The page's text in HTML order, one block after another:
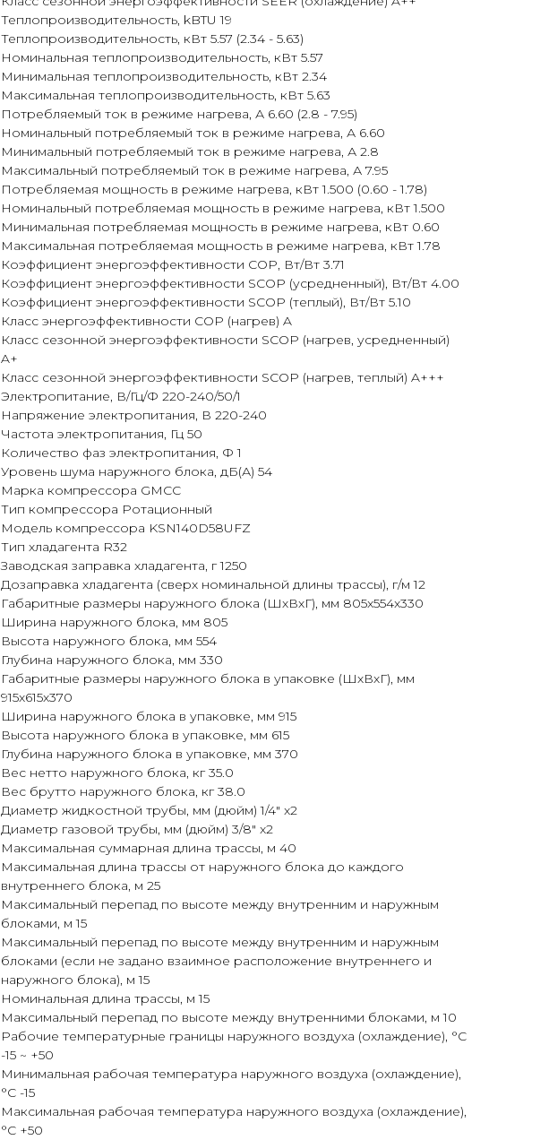
Теплопроизводительность, kBTU 19
Теплопроизводительность, кВт 5.57 (2.34 - 5.63)
Номинальная теплопроизводительность, кВт 5.57
Минимальная теплопроизводительность, кВт 2.34
Максимальная теплопроизводительность, кВт 5.63
Потребляемый ток в режиме нагрева, А 6.60 (2.8 - 7.95)
Номинальный потребляемый ток в режиме нагрева, А 6.60
Минимальный потребляемый ток в режиме нагрева, А 2.8
Максимальный потребляемый ток в режиме нагрева, А 7.95
Потребляемая мощность в режиме нагрева, кВт 1.500 (0.60 - 1.78)
Номинальный потребляемая мощность в режиме нагрева, кВт 1.500
Минимальная потребляемая мощность в режиме нагрева, кВт 0.60
Максимальная потребляемая мощность в режиме нагрева, кВт 1.78
Коэффициент энергоэффективности COP, Вт/Вт 3.71
Коэффициент энергоэффективности SCOP (усредненный), Вт/Вт 4.00
Коэффициент энергоэффективности SCOP (теплый), Вт/Вт 5.10
Класс энергоэффективности COP (нагрев) A
Класс сезонной энергоэффективности SCOP (нагрев, усредненный)
A+
Класс сезонной энергоэффективности SCOP (нагрев, теплый) A+++
Электропитание, В/Гц/Ф 220-240/50/1
Напряжение электропитания, В 220-240
Частота электропитания, Гц 50
Количество фаз электропитания, Ф 1
Уровень шума наружного блока, дБ(А) 54
Марка компрессора GMCC
Тип компрессора Ротационный
Модель компрессора KSN140D58UFZ
Тип хладагента R32
Заводская заправка хладагента, г 1250
Дозаправка хладагента (сверх номинальной длины трассы), г/м 12
Габаритные размеры наружного блока (ШхВхГ), мм 805x554x330
Ширина наружного блока, мм 805
Высота наружного блока, мм 554
Глубина наружного блока, мм 330
Габаритные размеры наружного блока в упаковке (ШхВхГ), мм
915x615x370
Ширина наружного блока в упаковке, мм 915
Высота наружного блока в упаковке, мм 615
Глубина наружного блока в упаковке, мм 370
Вес нетто наружного блока, кг 35.0
Вес брутто наружного блока, кг 38.0
Диаметр жидкостной трубы, мм (дюйм) 1/4" x2
Диаметр газовой трубы, мм (дюйм) 3/8" x2
Максимальная суммарная длина трассы, м 40
Максимальная длина трассы от наружного блока до каждого
внутреннего блока, м 25
Максимальный перепад по высоте между внутренним и наружным
блоками, м 15
Максимальный перепад по высоте между внутренним и наружным
блоками (если не задано взаимное расположение внутреннего и
наружного блока), м 15
Номинальная длина трассы, м 15
Максимальный перепад по высоте между внутренними блоками, м 10
Рабочие температурные границы наружного воздуха (охлаждение), °C
-15 ~ +50
Минимальная рабочая температура наружного воздуха (охлаждение),
°C -15
Максимальная рабочая температура наружного воздуха (охлаждение),
°C +50